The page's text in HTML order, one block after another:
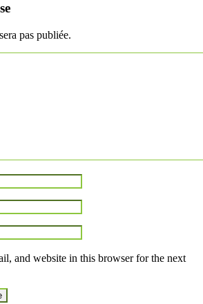
pas publiée.
and website in this browser for the next